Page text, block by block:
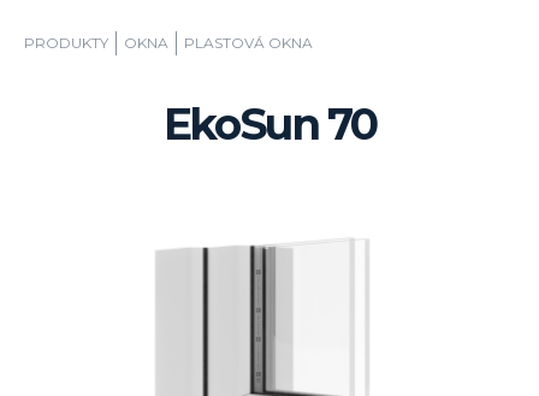
PRODUKTY OKNA PLASTOVÁ OKNA
EkoSun 70